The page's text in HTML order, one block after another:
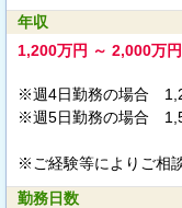
年収
1,200万円 ～ 2,000万
※週4日勤務の場合
※週5日勤務の場合
※ご経験等によりご相
勤務日数